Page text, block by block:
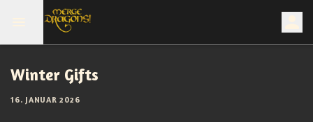
Winter Gifts
16. JANUAR 2026